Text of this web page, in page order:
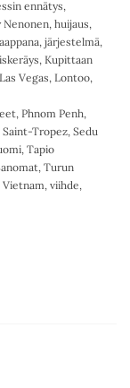
ennätys,
Nenonen, huijaus,
, järjestelmä,
, Kupittaan
Las Vegas, Lontoo,
, Phnom Penh,
Saint-Tropez, Sedu
, Tapio
, Turun
Vietnam, viihde,